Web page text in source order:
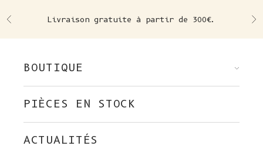
Précédent Livraison gratuite à partir de 300€.
BOUTIQUE
PIÈCES EN STOCK
ACTUALITÉS